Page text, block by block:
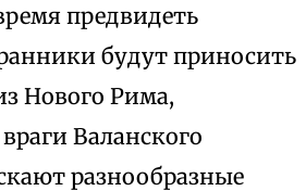
предвидеть
будут приносить
Нового Рима,
Валанского
разнообразные